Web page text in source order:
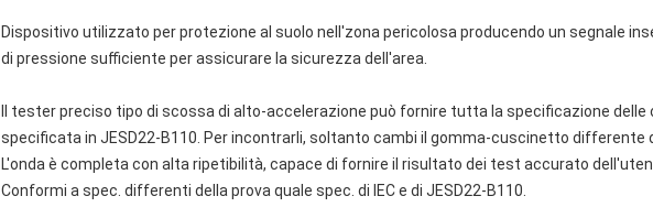
Dispositivo utilizzato per protezione al suolo nell'zona pericolosa producendo un segnale
di pressione sufficiente per assicurare la sicurezza dell'area.
Il tester preciso tipo di scossa di alto-accelerazione può fornire tutta la specificazione delle
specificata in JESD22-B110. Per incontrarli, soltanto cambi il gomma-cuscinetto differente
L'onda è completa con alta ripetibilità, capace di fornire il risultato dei test accurato
Conformi a spec. differenti della prova quale spec. di IEC e di JESD22-B110.